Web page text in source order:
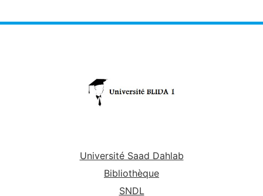
Université Saad Dahlab
Bibliothèque
SNDL